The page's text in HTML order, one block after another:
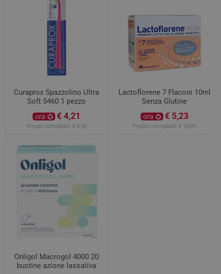
Curaprox Spazzolino Ultra
Soft 5460 1 pezzo
ora € 4,21
Prezzo consigliato: € 6,90
Lactoflorene 7 Flaconi 10ml
Senza Glutine
ora € 5,23
Prezzo consigliato: € 10,90
Onligol Macrogol 4000 20
bustine azione lassativa